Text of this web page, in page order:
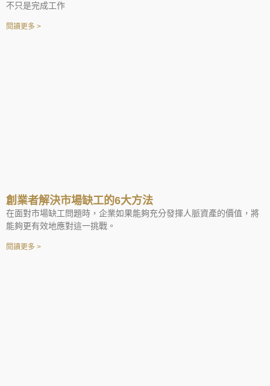
不只是完成工作
閱讀更多 >
創業者解決市場缺工的6大方法
在面對市場缺工問題時，企業如果能夠充分發揮人脈資產的價值，將
能夠更有效地應對這一挑戰。
閱讀更多 >